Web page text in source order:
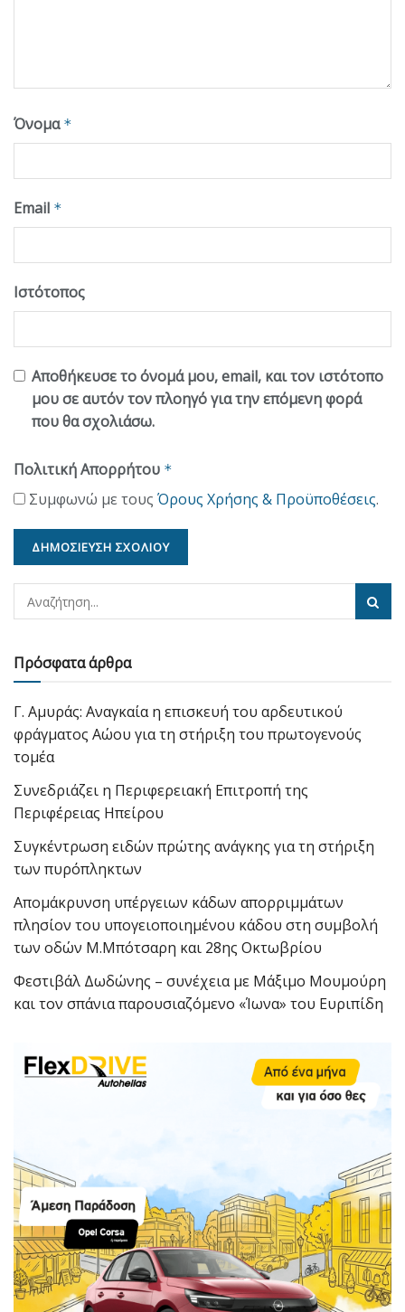
Όνομα *
Email *
Ιστότοπος
Αποθήκευσε το όνομά μου, email, και τον ιστότοπο
μου σε αυτόν τον πλοηγό για την επόμενη φορά
που θα σχολιάσω.
Πολιτική Απορρήτου *
Συμφωνώ με τους Όρους Χρήσης & Προϋποθέσεις.
Πρόσφατα άρθρα
Γ. Αμυράς: Αναγκαία η επισκευή του αρδευτικού
φράγματος Αώου για τη στήριξη του πρωτογενούς
τομέα
Συνεδριάζει η Περιφερειακή Επιτροπή της
Περιφέρειας Ηπείρου
Συγκέντρωση ειδών πρώτης ανάγκης για τη στήριξη
των πυρόπληκτων
Απομάκρυνση υπέργειων κάδων απορριμμάτων
πλησίον του υπογειοποιημένου κάδου στη συμβολή
των οδών Μ.Μπότσαρη και 28ης Οκτωβρίου
Φεστιβάλ Δωδώνης – συνέχεια με Μάξιμο Μουμούρη
και τον σπάνια παρουσιαζόμενο «Ίωνα» του Ευριπίδη